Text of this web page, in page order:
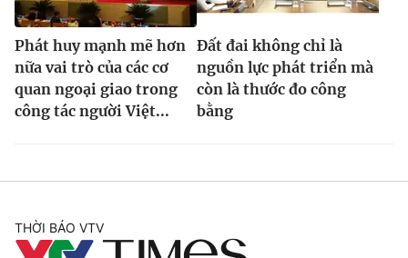
Phát huy mạnh mẽ hơn
nữa vai trò của các cơ
quan ngoại giao trong
công tác người Việt...
Đất đai không chỉ là
nguồn lực phát triển mà
còn là thước đo công
bằng
THỜI BÁO VTV